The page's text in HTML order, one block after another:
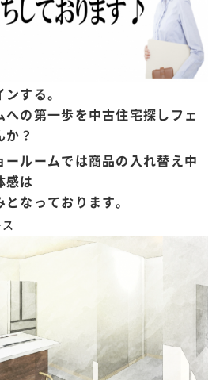
する。
への第一歩を中古住宅探しフェ
か？
ルームでは商品の入れ替え中
感は
なっております。